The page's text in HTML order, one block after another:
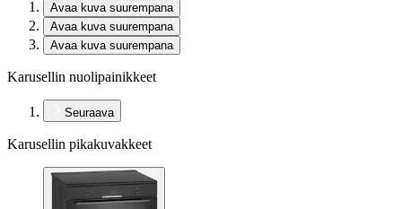
Avaa kuva suurempana
Avaa kuva suurempana
Avaa kuva suurempana
Karusellin nuolipainikkeet
Seuraava
Karusellin pikakuvakkeet